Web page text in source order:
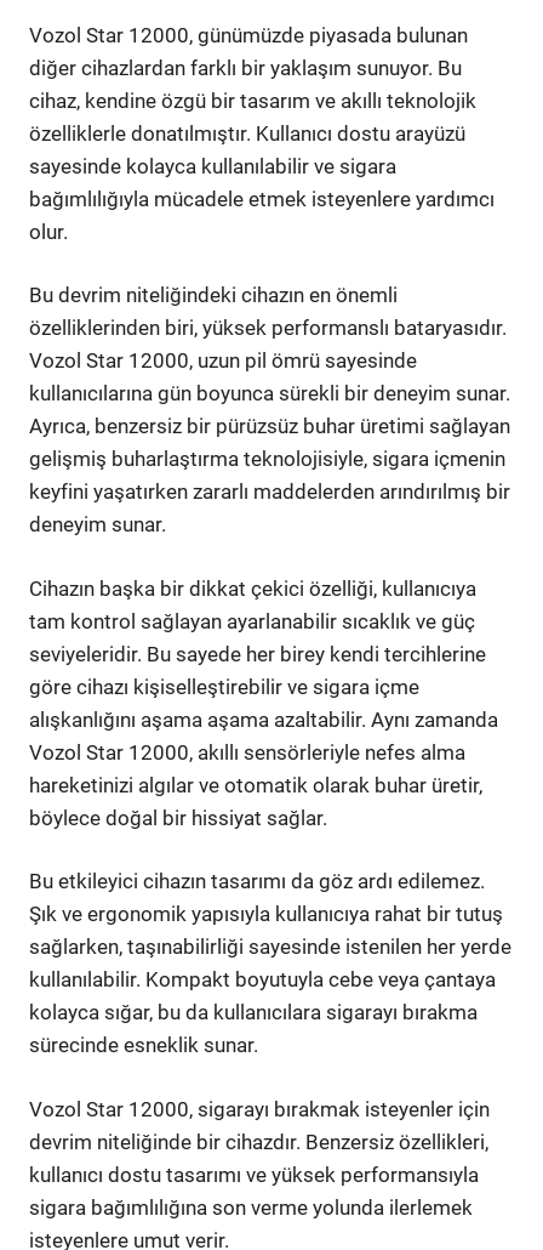
Vozol Star 12000, günümüzde piyasada bulunan
diğer cihazlardan farklı bir yaklaşım sunuyor. Bu
cihaz, kendine özgü bir tasarım ve akıllı teknolojik
özelliklerle donatılmıştır. Kullanıcı dostu arayüzü
sayesinde kolayca kullanılabilir ve sigara
bağımlılığıyla mücadele etmek isteyenlere yardımcı
olur.
Bu devrim niteliğindeki cihazın en önemli
özelliklerinden biri, yüksek performanslı bataryasıdır.
Vozol Star 12000, uzun pil ömrü sayesinde
kullanıcılarına gün boyunca sürekli bir deneyim sunar.
Ayrıca, benzersiz bir pürüzsüz buhar üretimi sağlayan
gelişmiş buharlaştırma teknolojisiyle, sigara içmenin
keyfini yaşatırken zararlı maddelerden arındırılmış bir
deneyim sunar.
Cihazın başka bir dikkat çekici özelliği, kullanıcıya
tam kontrol sağlayan ayarlanabilir sıcaklık ve güç
seviyeleridir. Bu sayede her birey kendi tercihlerine
göre cihazı kişiselleştirebilir ve sigara içme
alışkanlığını aşama aşama azaltabilir. Aynı zamanda
Vozol Star 12000, akıllı sensörleriyle nefes alma
hareketinizi algılar ve otomatik olarak buhar üretir,
böylece doğal bir hissiyat sağlar.
Bu etkileyici cihazın tasarımı da göz ardı edilemez.
Şık ve ergonomik yapısıyla kullanıcıya rahat bir tutuş
sağlarken, taşınabilirliği sayesinde istenilen her yerde
kullanılabilir. Kompakt boyutuyla cebe veya çantaya
kolayca sığar, bu da kullanıcılara sigarayı bırakma
sürecinde esneklik sunar.
Vozol Star 12000, sigarayı bırakmak isteyenler için
devrim niteliğinde bir cihazdır. Benzersiz özellikleri,
kullanıcı dostu tasarımı ve yüksek performansıyla
sigara bağımlılığına son verme yolunda ilerlemek
isteyenlere umut verir.